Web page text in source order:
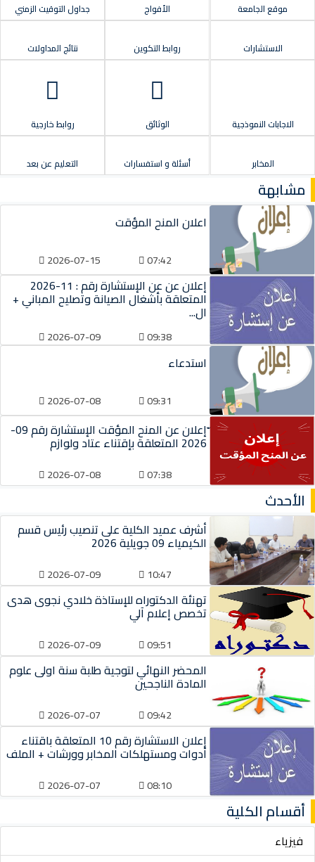
موقع الجامعة الأفواج جداول التوقيت الزمني
الاستشارات روابط التكوين نتائج المداولات
الاجابات النموذجية الوثائق روابط خارجية
المخابر أسئلة و استفسارات التعليم عن بعد
مشابهة
اعلان المنح المؤقت
07:42
2026-07-15
إعلان عن عن الإستشارة رقم : 11-2026
المتعلقة بأشغال الصيانة وتصليح المباني +
ال...
09:38
2026-07-09
استدعاء
09:31
2026-07-08
ّإعلان عن المنح المؤقت الإستشارة رقم 09-
2026 المتعلقة بإقتناء عتاد ولوازم
07:38
2026-07-08
الأحدث
أشرف عميد الكلية على تنصيب رئيس قسم
الكيمياء 09 جويلية 2026
10:47
2026-07-09
تهنئة الدكتوراه للإستاذة خلادي نجوى هدى
تخصص إعلام آلي
09:51
2026-07-09
المحضر النهائي لتوجية طلبة سنة اولى علوم
المادة الناجحين
09:42
2026-07-07
إعلان الاستشارة رقم 10 المتعلقة باقتناء
أدوات ومستهلكات المخابر وورشات + الملف
08:10
2026-07-07
أقسام الكلية
فيزياء